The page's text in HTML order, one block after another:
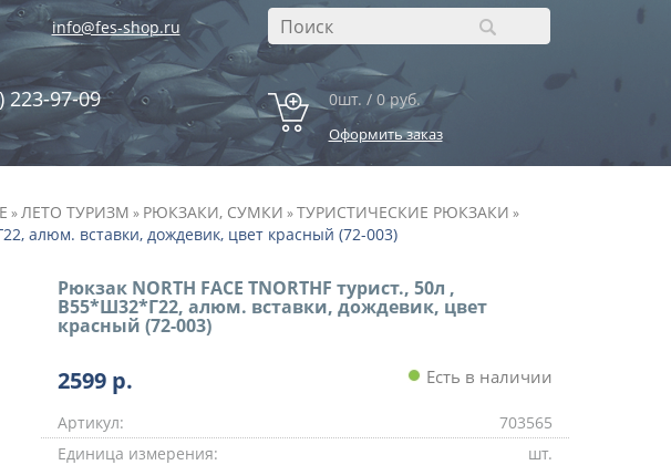
info@fes-shop.ru
223-97-09 0шт. / 0 руб.
Оформить заказ
»ЛЕТО ТУРИЗМ » РЮКЗАКИ, СУМКИ »ТУРИСТИЧЕСКИЕ РЮКЗАКИ »
алюм. вставки, дождевик, цвет красный (72-003)
Рюкзак NORTH FACE TNORTHF турист., 50л ,
В55*Ш32*Г22, алюм. вставки, дождевик, цвет
красный (72-003)
2599 р. Есть в наличии
Артикул:
703565
Единица измерения:
шт.